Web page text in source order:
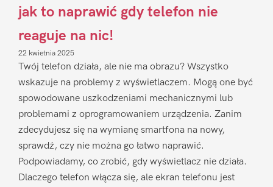
jak to naprawić gdy telefon nie
reaguje na nic!
22 kwietnia 2025
Twój telefon działa, ale nie ma obrazu? Wszystko
wskazuje na problemy z wyświetlaczem. Mogą one być
spowodowane uszkodzeniami mechanicznymi lub
problemami z oprogramowaniem urządzenia. Zanim
zdecydujesz się na wymianę smartfona na nowy,
sprawdź, czy nie można go łatwo naprawić.
Podpowiadamy, co zrobić, gdy wyświetlacz nie działa.
Dlaczego telefon włącza się, ale ekran telefonu jest